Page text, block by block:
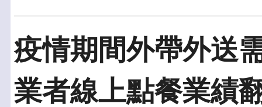
疫情期間外帶外送
業者線上點餐業績